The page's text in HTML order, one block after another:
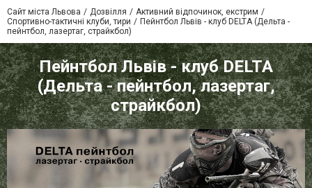
Сайт міста Львова Дозвілля
Активний відпочинок, екстрим
Спортивно-тактичні клуби, тири
Пейнтбол Львів - клуб DELTA (Дельта -
пейнтбол, лазертаг, страйкбол)
Пейнтбол Львів - клуб DELTA
(Дельта - пейнтбол, лазертаг,
страйкбол)